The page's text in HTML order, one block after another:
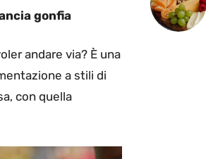
gonfia
andare via? È una
a stili di
con quella